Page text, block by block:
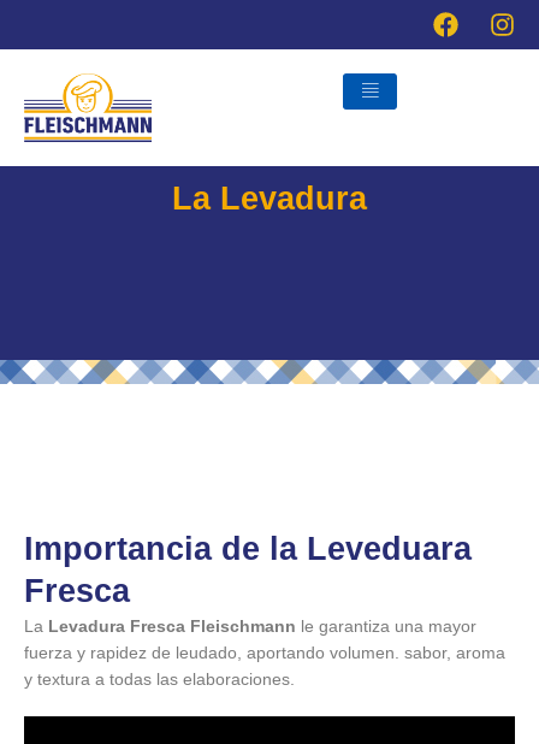
La Levadura
Importancia de la Leveduara
Fresca
La Levadura Fresca Fleischmann le garantiza una mayor
fuerza y rapidez de leudado, aportando volumen. sabor, aroma
y textura a todas las elaboraciones.